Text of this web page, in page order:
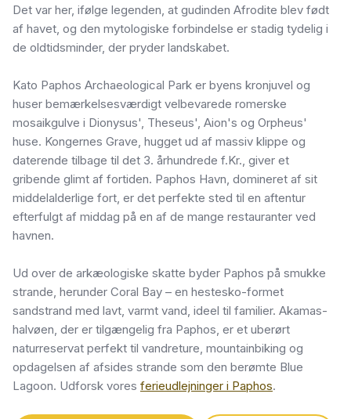
Det var her, ifølge legenden, at gudinden Afrodite blev født
af havet, og den mytologiske forbindelse er stadig tydelig i
de oldtidsminder, der pryder landskabet.
Kato Paphos Archaeological Park er byens kronjuvel og
huser bemærkelsesværdigt velbevarede romerske
mosaikgulve i Dionysus', Theseus', Aion's og Orpheus'
huse. Kongernes Grave, hugget ud af massiv klippe og
daterende tilbage til det 3. århundrede f.Kr., giver et
gribende glimt af fortiden. Paphos Havn, domineret af sit
middelalderlige fort, er det perfekte sted til en aftentur
efterfulgt af middag på en af de mange restauranter ved
havnen.
Ud over de arkæologiske skatte byder Paphos på smukke
strande, herunder Coral Bay – en hestesko-formet
sandstrand med lavt, varmt vand, ideel til familier. Akamas-
halvøen, der er tilgængelig fra Paphos, er et uberørt
naturreservat perfekt til vandreture, mountainbiking og
opdagelsen af afsides strande som den berømte Blue
Lagoon. Udforsk vores ferieudlejninger i Paphos.